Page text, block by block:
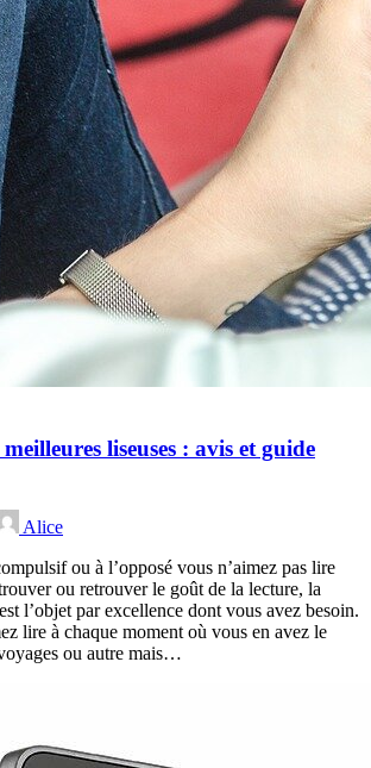
liseuses : avis et guide
Alice
ou à l’opposé vous n’aimez pas lire
ou retrouver le goût de la lecture, la
l’objet par excellence dont vous avez besoin.
lire à chaque moment où vous en avez le
ou autre mais…